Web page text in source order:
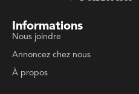
Informations
Nous joindre
Annoncez chez nous
À propos